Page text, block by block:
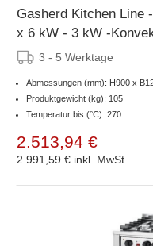
Gasherd Kitchen Line - 6 Brenner - 3 x 3,5 kW + 3
x 6 kW - 3 kW -Konvektionsofen -
1200x700x(h)900mm
3 - 5 Werktage
Abmessungen (mm): H900 x
Produktgewicht (kg): 105
Temperatur bis (°C): 270
2.513,94 €
2.991,59 € inkl. MwSt.